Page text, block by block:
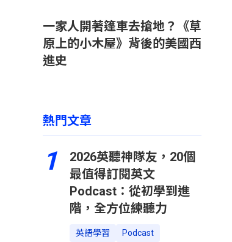
一家人開著篷車去搶地？《草
原上的小木屋》背後的美國西
進史
熱門文章
1
2026英聽神隊友，20個
最值得訂閱英文
Podcast：從初學到進
階，全方位練聽力
英語學習
Podcast